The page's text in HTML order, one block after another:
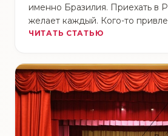
именно Бразилия. Приехать в
желает каждый. Кого-то
уклад и уникальная природа,
ЧИТАТЬ СТАТЬЮ